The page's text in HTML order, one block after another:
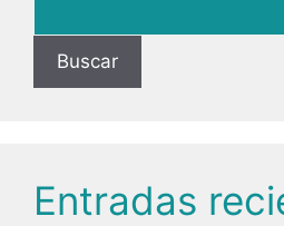
Buscar
Entradas